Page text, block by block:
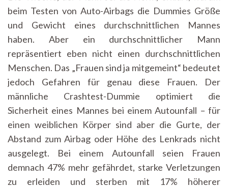
beim Testen von Auto-Airbags die Dummies Größe
und Gewicht eines durchschnittlichen Mannes
haben. Aber ein durchschnittlicher Mann
repräsentiert eben nicht einen durchschnittlichen
Menschen. Das „Frauen sind ja mitgemeint“ bedeutet
jedoch Gefahren für genau diese Frauen. Der
männliche Crashtest-Dummie optimiert die
Sicherheit eines Mannes bei einem Autounfall – für
einen weiblichen Körper sind aber die Gurte, der
Abstand zum Airbag oder Höhe des Lenkrads nicht
ausgelegt. Bei einem Autounfall seien Frauen
demnach 47% mehr gefährdet, starke Verletzungen
zu erleiden und sterben mit 17% höherer